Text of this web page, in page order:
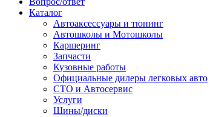
Каталог
Автоакcессуары и тюнинг
Автошколы и Мотошколы
Каршеринг
Запчасти
Кузовные работы
Официальные дилеры легковых авто
СТО и Автосервис
Услуги
Шины/диски